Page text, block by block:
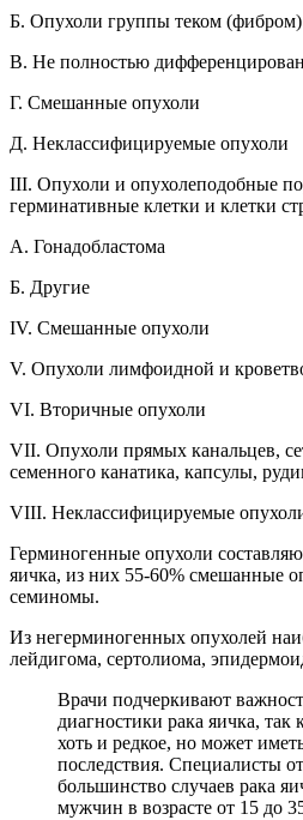
Б. Опухоли группы теком (фибром)
В. Не полностью
Г. Смешанные опухоли
Д. Неклассифицируемые опухоли
III. Опухоли и опухолеподобные
герминативные клетки и клетки
А. Гонадобластома
Б. Другие
IV. Смешанные опухоли
V. Опухоли лимфоидной и
VI. Вторичные опухоли
VII. Опухоли прямых канальцев,
семенного канатика, капсулы,
VIII. Неклассифицируемые
Герминогенные опухоли
яичка, из них 55-60% смешанные
семиномы.
Из негерминогенных опухолей
лейдигома, сертолиома,
Врачи подчеркивают
диагностики рака яичка, так
хоть и редкое, но может
последствия. Специалисты
большинство случаев рака
мужчин в возрасте от 15 до